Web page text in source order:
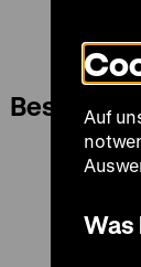
Besuch
Auf
Was